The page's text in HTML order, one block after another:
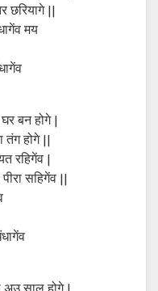
छरियागे ||
मय
बन होगे |
तंग होगे ||
रहिगेंव |
सहिगेंव ||